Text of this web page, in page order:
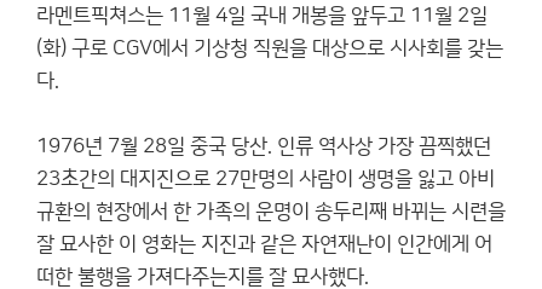
라멘트픽쳐스는 11월 4일 국내 개봉을 앞두고 11월 2일
(화) 구로 CGV에서 기상청 직원을 대상으로 시사회를 갖는
다.
1976년 7월 28일 중국 당산. 인류 역사상 가장 끔찍했던
23초간의 대지진으로 27만명의 사람이 생명을 잃고 아비
규환의 현장에서 한 가족의 운명이 송두리째 바뀌는 시련을
잘 묘사한 이 영화는 지진과 같은 자연재난이 인간에게 어
떠한 불행을 가져다주는지를 잘 묘사했다.